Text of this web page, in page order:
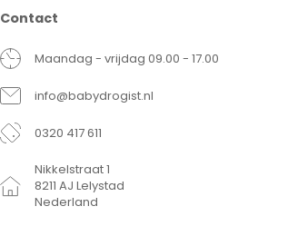
Contact
Maandag - vrijdag 09.00 - 17.00
info@babydrogist.nl
0320 417 611
Nikkelstraat 1
8211 AJ Lelystad
Nederland